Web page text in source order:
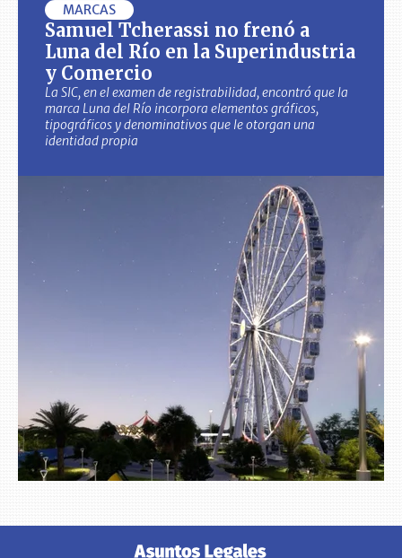
MARCAS
Samuel Tcherassi no frenó a
Luna del Río en la Superindustria
y Comercio
La SIC, en el examen de registrabilidad, encontró que la
marca Luna del Río incorpora elementos gráficos,
tipográficos y denominativos que le otorgan una
identidad propia